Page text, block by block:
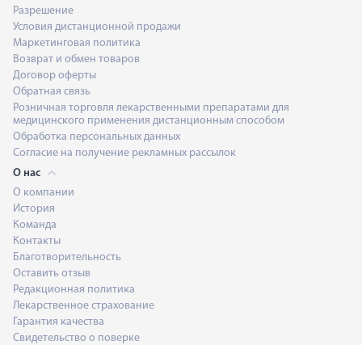
Разрешение
Условия дистанционной продажи
Маркетинговая политика
Возврат и обмен товаров
Договор оферты
Обратная связь
Розничная торговля лекарственными препаратами для
медицинского применения дистанционным способом
Обработка персональных данных
Согласие на получение рекламных рассылок
О нас
О компании
История
Команда
Контакты
Благотворительность
Оставить отзыв
Редакционная политика
Лекарственное страхование
Гарантия качества
Свидетельство о поверке